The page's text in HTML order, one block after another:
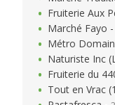
Fruiterie Aux
Marché Fayo -
Métro
Naturiste Inc
Fruiterie du
Tout en Vrac